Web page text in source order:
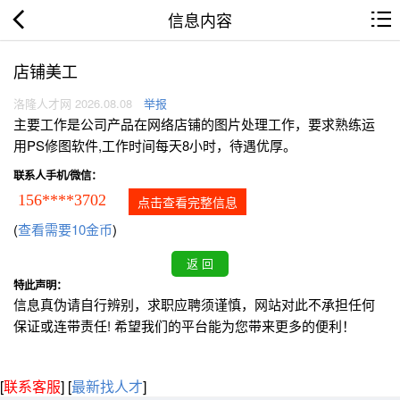
信息内容
店铺美工
洛隆人才网 2026.08.08 举报
主要工作是公司产品在网络店铺的图片处理工作，要求熟练运
用PS修图软件,工作时间每天8小时，待遇优厚。
联系人手机/微信：
156****3702 点击查看完整信息
(查看需要10金币)
特此声明：
信息真伪请自行辨别，求职应聘须谨慎，网站对此不承担任何
保证或连带责任! 希望我们的平台能为您带来更多的便利！
[联系客服] [最新找人才]